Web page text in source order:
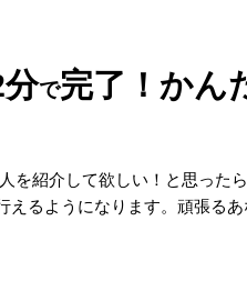
分で完了！かん
を紹介して欲しい！と思った
えるようになります。頑張る